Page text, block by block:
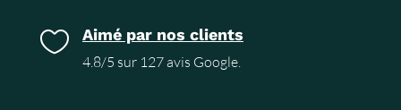
 Aimé par nos clients
4.8/5 sur 127 avis Google.